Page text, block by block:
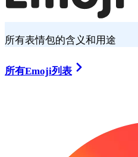
所有表情包的含义和用途
所有Emoji列表